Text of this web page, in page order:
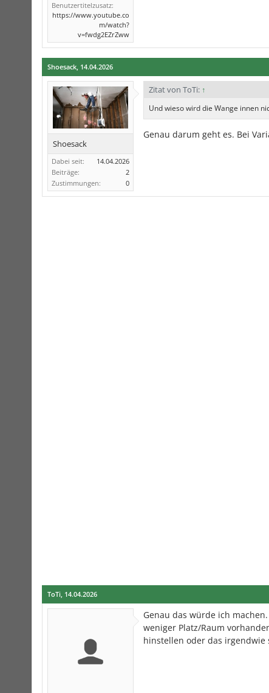
Benutzertitelzusatz:
https://www.youtube.co
m/watch?
v=fwdg2EZrZww
Shoesack, 14.04.2026
Shoesack
Dabei seit:
14.04.2026
Beiträge:
2
Zustimmungen:
0
Zitat von ToTi: ↑
Und wieso wird die Wange innen
Genau darum geht es. Bei
ToTi, 14.04.2026
Genau das würde ich
weniger Platz/Raum
hinstellen oder das irgendwie